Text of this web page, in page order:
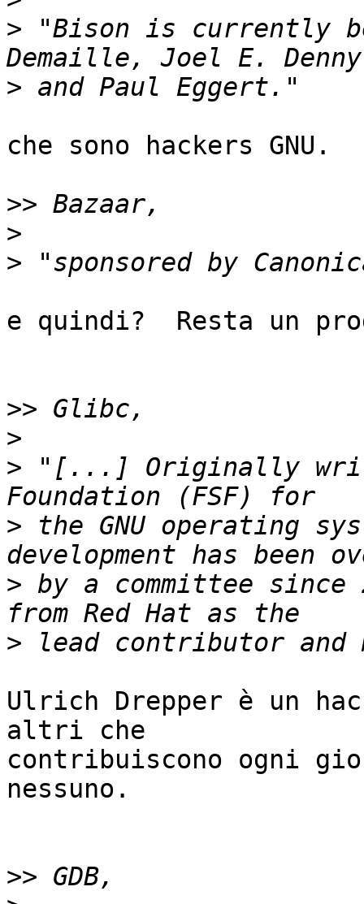
> "Bison is currently
>
che sono hackers GNU.
>>
>
>
e quindi?  Resta un
>>
>
> "[...] Originally
> the GNU operating
> by a committee
>
Ulrich Drepper è un
altri che
contribuiscono ogni
nessuno.
>>